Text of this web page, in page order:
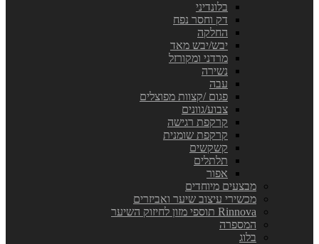
בלונדיני
דק וחסר נפח
החלקה
יבש/יבש מאד
מרדני ומקורזל
נשירה
עבה
פגום /קצוות מפוצלים
צבוע/גוונים
קרקפת רגישה
קרקפת שומנית
קשקשים
תלתלים
אפור
מבצעים מיוחדים
מכשירי עיצוב שיער ואביזרים
Rinnova תוספי מזון לחיזוק השיער
המספרה
בלוג